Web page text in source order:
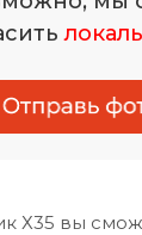
Х35 вы